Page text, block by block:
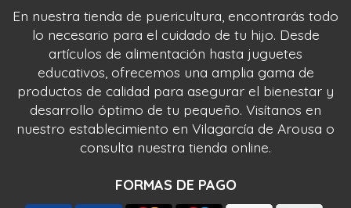
En nuestra tienda de puericultura, encontrarás todo
lo necesario para el cuidado de tu hijo. Desde
artículos de alimentación hasta juguetes
educativos, ofrecemos una amplia gama de
productos de calidad para asegurar el bienestar y
desarrollo óptimo de tu pequeño. Visítanos en
nuestro establecimiento en Vilagarcía de Arousa o
consulta nuestra tienda online.
FORMAS DE PAGO